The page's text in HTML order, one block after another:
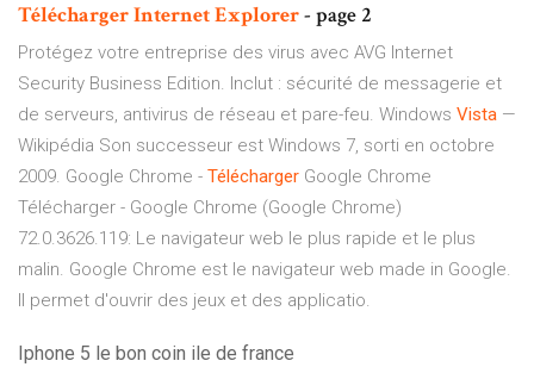
TéléchargerInternetExplorer- page 2
Protégez votre entreprise des virus avec AVG Internet
Security Business Edition. Inclut : sécurité de messagerie et
de serveurs, antivirus de réseau et pare-feu. Windows Vista —
Wikipédia Son successeur est Windows 7, sorti en octobre
2009. Google Chrome - Télécharger Google Chrome
Télécharger - Google Chrome (Google Chrome)
72.0.3626.119: Le navigateur web le plus rapide et le plus
malin. Google Chrome est le navigateur web made in Google.
Il permet d'ouvrir des jeux et des applicatio.
Iphone 5 le bon coin ile de france